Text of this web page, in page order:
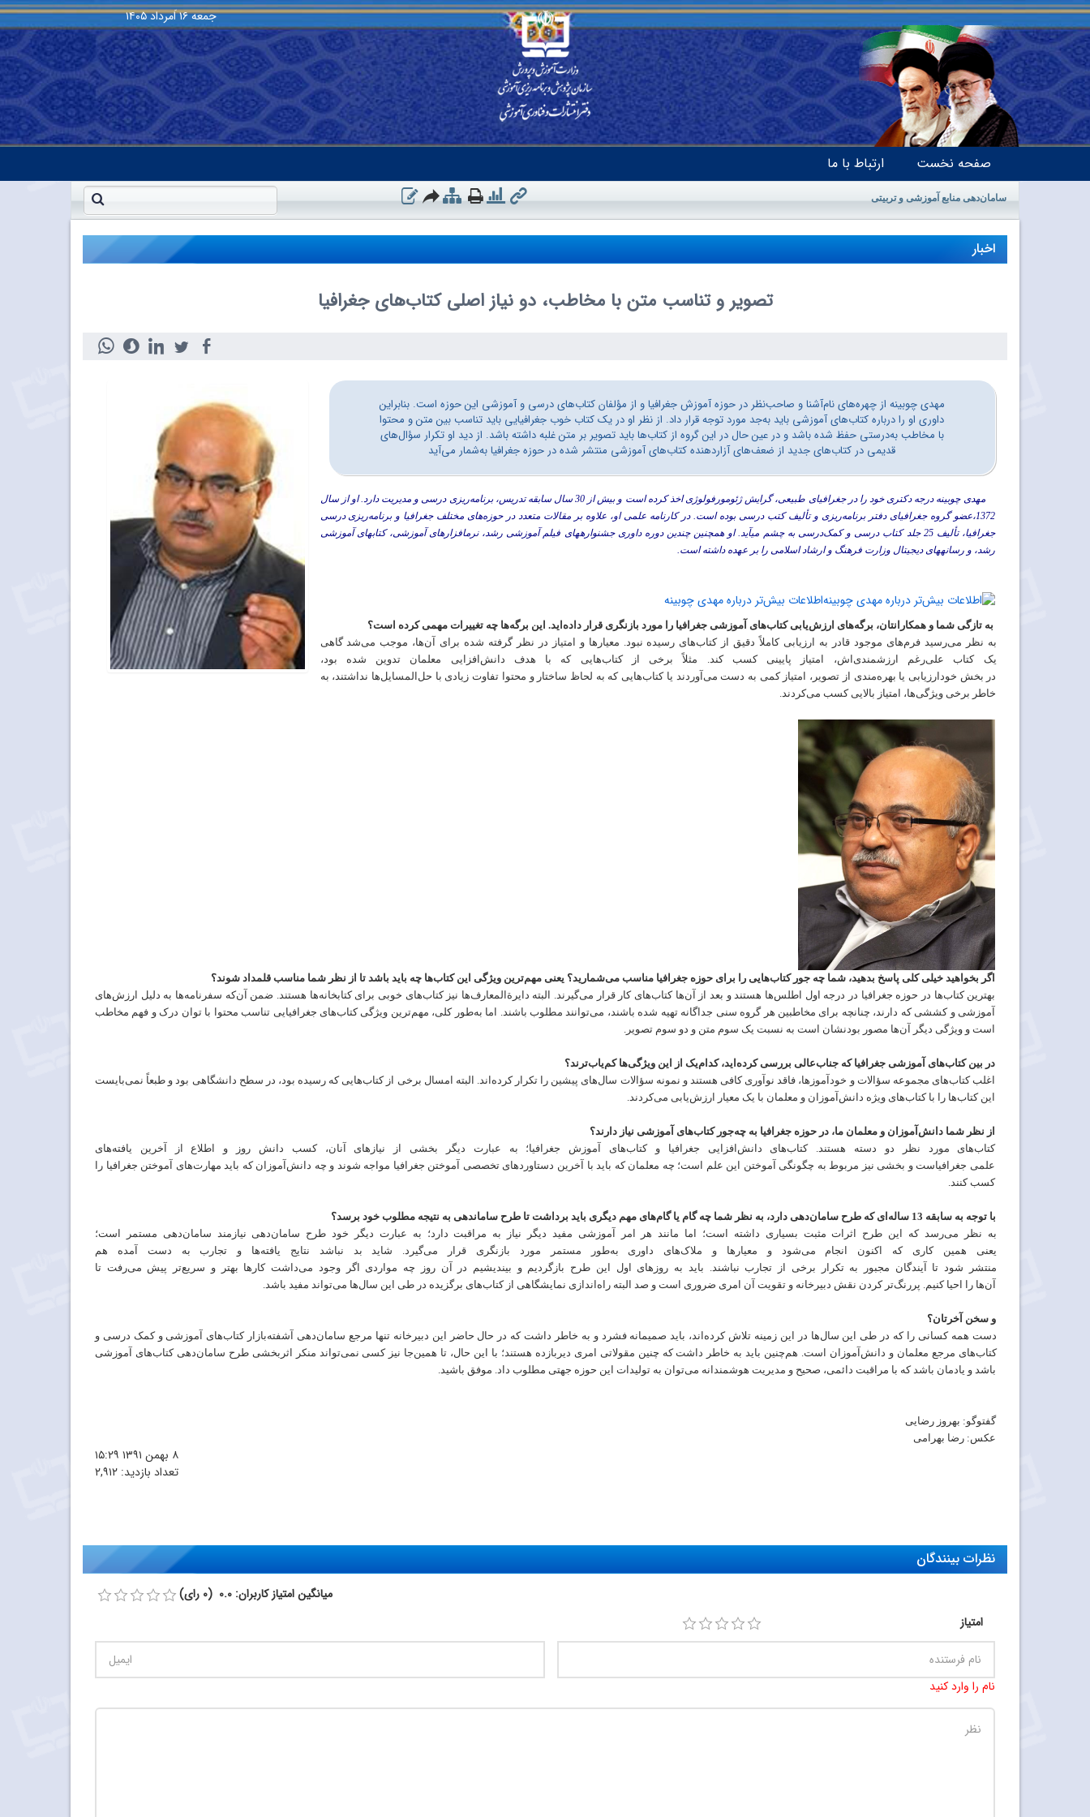
جمعه۱۶ اَمرداد ۱۴۰۵
صفحه نخست ارتباط با ما
سامان‌دهی منابع آموزشی و تربیتی
اخبار
تصویر و تناسب متن با مخاطب، دو نیاز اصلی کتاب‌های جغرافیا
مهدی چوبینه از چهره‌های نام‌آشنا و صاحب‌نظر در حوزه آموزش جغرافیا و از مؤلفان کتاب‌های درسی و آموزشی این حوزه است. بنابراین
داوری او را درباره کتاب‌های آموزشی باید به‌جد مورد توجه قرار داد. از نظر او در یک کتاب خوب جغرافیایی باید تناسب بین متن و محتوا
با مخاطب به‌درستی حفظ شده باشد و در عین حال در این گروه از کتاب‌ها باید تصویر بر متن غلبه داشته باشد. از دید او تکرار سؤال‌های
قدیمی در کتاب‌های جدید از ضعف‌های آزاردهنده کتاب‌های آموزشی منتشر شده در حوزه جغرافیا به‌شمار می‌آید
مهدی چوبینه درجه دکتری خود را در جغرافیای طبیعی، گرایش ژئومورفولوژی اخذ کرده است و بیش از 30 سال سابقه تدریس، برنامه‌ریزی درسی و مدیریت دارد. او از سال
1372،عضو گروه جغرافیای دفتر برنامه‌ریزی و تألیف کتب درسی بوده است. در کارنامه علمی او، علاوه بر مقالات متعدد در حوزه‌های مختلف جغرافیا و برنامه‌ریزی درسی
جغرافیا، تألیف 25 جلد کتاب درسی و کمک‌درسی به چشم می‏آید. او همچنین چندین دوره داوری جشنواره‏های فیلم آموزشی رشد، نرم‏افزارهای آموزشی، کتاب‏های آموزشی
رشد، و رسانه‏های دیجیتال وزارت فرهنگ و ارشاد اسلامی را بر عهده داشته است.
اطلاعات بیش‌تر درباره مهدی چوبینه
به تازگی شما و همکارانتان، برگههای ارزشیابی کتابهای آموزشی جغرافیا را مورد بازنگری قرار داده‌اید. این برگهها چه تغییرات مهمی کرده است؟
به نظر می‌رسید فرم‌های موجود قادر به ارزیابی کاملاً دقیق از کتاب‌های رسیده نبود. معیار‌ها و امتیاز در نظر گرفته شده برای آن‌ها، موجب می‌شد گاهی
یک
کتاب علی‌رغم ارزشمندی‌اش، امتیاز پایینی کسب ‌کند. مثلاً برخی از کتاب‌هایی که با هدف دانش‌افزایی
معلمان تدوین شده بود،
در بخش خودارزیابی یا بهره‌مندی از تصویر، امتیاز کمی به دست می‌آوردند یا کتاب‌هایی که به لحاظ ساختار و محتوا تفاوت زیادی با حل‌المسایل‌ها نداشتند، به
خاطر برخی ویژگی‌ها، امتیاز بالایی کسب می‌کردند.
اگر بخواهید خیلی کلی پاسخ بدهید، شما چه جور کتابهایی را برای حوزه جغرافیا مناسب میشمارید؟ یعنی مهمترین ویژگی این کتابها چه باید باشد تا از نظر شما مناسب قلمداد شوند؟
بهترین کتاب‌ها در حوزه جغرافیا در درجه اول اطلس‌ها هستند و بعد از آن‌ها کتاب‌های کار قرار می‌گیرند. البته دایرة‌المعارف‌ها نیز کتاب‌های خوبی برای کتابخانه‌ها هستند. ضمن آن‌که سفرنامه‌ها به دلیل ارزش‌های
آموزشی و کششی که دارند، چنانچه برای مخاطبین هر گروه سنی جداگانه تهیه شده باشند، می‌توانند مطلوب باشند. اما به‌طور کلی، مهم‌ترین ویژگی کتاب‌های جغرافیایی تناسب محتوا با توان درک و فهم مخاطب
است و ویژگی دیگر آن‌ها مصور بودنشان است به نسبت یک سوم متن و دو سوم تصویر .
در بین کتابهای آموزشی جغرافیا که جنابعالی بررسی کرده اید، کدامیک از این ویژگیها کمیابترند؟
اغلب کتاب‌های مجموعه سؤالات و خودآموزها، فاقد نوآوری کافی هستند و نمونه سؤالات سال‌های پیشین را تکرار کرده‌اند. البته امسال برخی از کتاب‌هایی که رسیده بود، در سطح دانشگاهی بود و طبعاً نمی‌بایست
این کتاب‌ها را با کتاب‌های ویژه دانش‌آموزان و معلمان با یک معیار ارزش‌یابی می‌کردند.
از نظر شما دانش آموزان و معلمان ما، در حوزه جغرافیا به چهجور کتابهای آموزشی نیاز دارند؟
کتاب‌های مورد
نظر دو دسته هستند.کتاب‌های دانش‌افزایی جغرافیا و کتاب‌های آموزش جغرافیا؛ به عبارت دیگر بخشی از نیاز‌های آنان،‌ کسب دانش روز و اطلاع از آخرین
یافته‌های
علمی جغرافیاست و بخشی نیز مربوط به چگونگی آموختن این علم است؛ چه معلمان که باید با آخرین دستاورد‌های تخصصی آموختن جغرافیا مواجه شوند و چه دانش‌آموزان که باید مهارت‌های آموختن جغرافیا را
کسب کنند.
با توجه به سابقه 13 ساله‌ای که طرح ساماندهی دارد، به نظر شما چه گام یا گامهای مهم دیگری باید برداشت تا طرح سامان‏دهی به نتیجه مطلوب خود برسد؟
به نظر می‌رسد که این طرح اثرات مثبت بسیاری داشته است؛ اما مانند هر امر آموزشی مفید دیگر نیاز به مراقبت دارد؛ به عبارت دیگر خود طرح سامان‌دهی نیازمند سامان‌دهی مستمر
است؛
یعنی
همین کاری که اکنون انجام می‌شود و معیار‌ها و ملاک‌های داوری به‌طور مستمر مورد بازنگری قرار می‌گیرد. شاید بد نباشد نتایج یافته‌ها و تجارب به دست آمده
هم
منتشر
شود تا آیندگان مجبور به تکرار برخی از تجارب نباشند. باید به روز‌های اول این طرح بازگردیم و بیندیشیم در آن روز چه مواردی اگر وجود می‌داشت کار‌ها بهتر و سریع‌تر پیش می‌رفت تا
آن‌ها را احیا کنیم. پررنگ‌تر کردن نقش دبیرخانه و تقویت آن امری ضروری است و صد البته راه‌اندازی نمایشگاهی از کتاب‌های برگزیده در طی این سال‌ها می‌تواند مفید باشد.
و سخن آخرتان؟
دست همه کسانی را که در طی این سال‌ها در این زمینه تلاش کرد‌ه‌اند، باید صمیمانه فشرد و به خاطر داشت که در حال حاضر این دبیرخانه تنها مرجع سامان‌دهی آشفته‌بازار کتاب‌های آموزشی و کمک درسی و
کتاب‌های مرجع معلمان و دانش‌آموزان است. هم‌چنین باید به خاطر داشت که چنین مقولاتی امری دیربازده هستند؛ با این حال، تا همین‌جا نیز کسی نمی‌تواند منکر اثربخشی طرح سامان‌دهی کتاب‌های آموزشی
باشد و یادمان باشد که با مراقبت دائمی، صحیح و مدیریت هوشمندانه می‌توان به تولیدات این حوزه جهتی مطلوب داد. موفق باشید.
گفت‏وگو: بهروز رضایی
عکس: رضا بهرامی
۸ بهمن ۱۳۹۱
۱۵:۲۹
تعداد بازدید: ۲,۹۱۲
نظرات بینندگان
میانگین امتیاز کاربران: 0.0 (0 رای)
امتیاز
نام را وارد کنید